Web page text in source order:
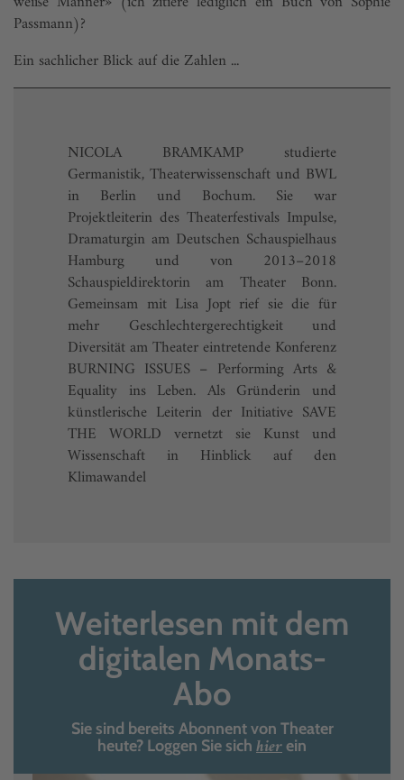
Passmann)?
Ein sachlicher Blick auf die Zahlen ...
NICOLA BRAMKAMP studierte
Germanistik, Theaterwissenschaft und BWL
in Berlin und Bochum. Sie war
Projektleiterin des Theaterfestivals Impulse,
Dramaturgin am Deutschen Schauspielhaus
Hamburg und von 2013–2018
Schauspieldirektorin am Theater Bonn.
Gemeinsam mit Lisa Jopt rief sie die für
mehr Geschlechtergerechtigkeit und
Diversität am Theater eintretende Konferenz
BURNING ISSUES – Performing Arts &
Equality ins Leben. Als Gründerin und
künstlerische Leiterin der Initiative SAVE
THE WORLD vernetzt sie Kunst und
Wissenschaft in Hinblick auf den
Klimawandel
Weiterlesen mit dem
digitalen Monats-
Abo
Sie sind bereits Abonnent von Theater
heute? Loggen Sie sich hierein